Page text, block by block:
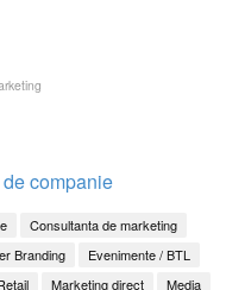
companie
Consultanta de marketing
Branding
Evenimente / BTL
Marketing direct Media